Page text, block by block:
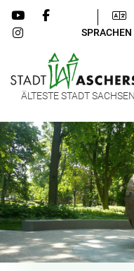
SPRACHEN
ÄLTESTE STADT